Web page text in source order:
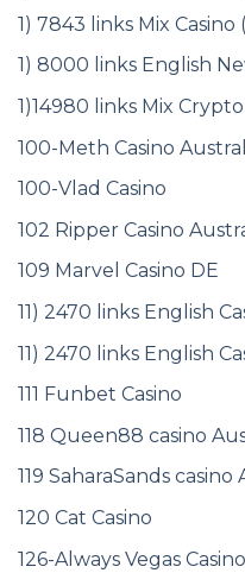
1) 7843 links Mix Casino
1) 8000 links English
1)14980 links Mix
100-Meth Casino
100-Vlad Casino
102 Ripper Casino
109 Marvel Casino DE
11) 2470 links English
11) 2470 links English
111 Funbet Casino
118 Queen88 casino
119 SaharaSands casino
120 Cat Casino
126-Always Vegas Casino